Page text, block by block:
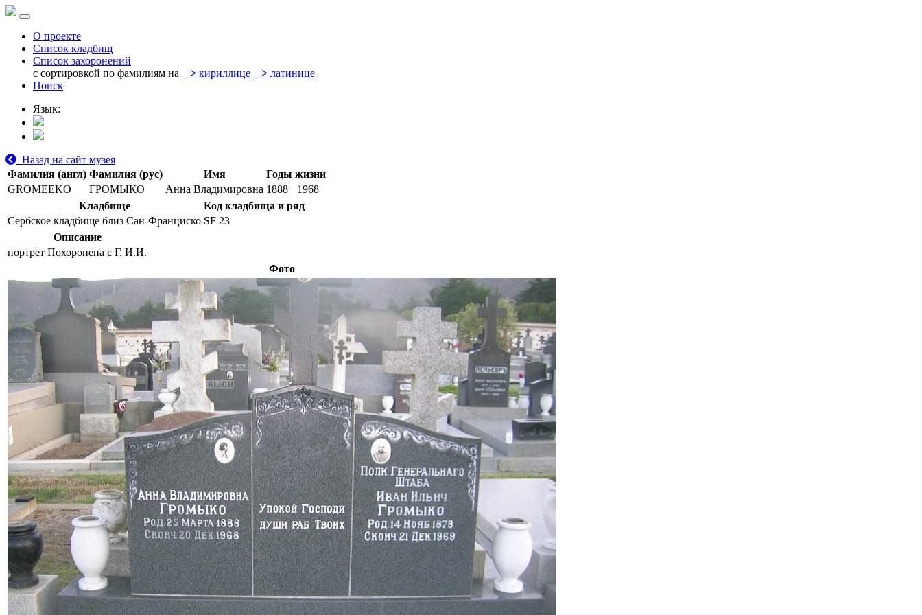
О проекте
Список кладбищ
Список захоронений
с сортировкой по фамилиям на
> кириллице > латинице
Поиск
Язык:
Назад на сайт музея
Фамилия (англ) Фамилия (рус) Имя
Годы жизни
GROMEEKO
ГРОМЫКО Анна Владимировна 1888
1968
Кладбище
Код кладбища и ряд
Сербское кладбище близ Сан-Франциско SF 23
Описание
портрет Похоронена с Г. И.И.
Фото